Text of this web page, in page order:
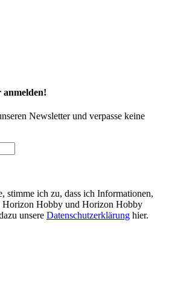
anmelden!
Newsletter und verpasse keine
stimme ich zu, dass ich Informationen,
Horizon Hobby und Horizon Hobby
unsere Datenschutzerklärung hier.